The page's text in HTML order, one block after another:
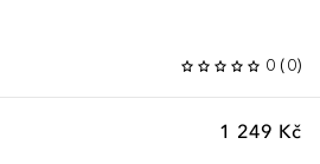
0 (0)
1 249 Kč